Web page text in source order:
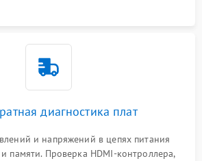
диагностика плат
и напряжений в цепях питания
памяти. Проверка HDMI-контроллера,